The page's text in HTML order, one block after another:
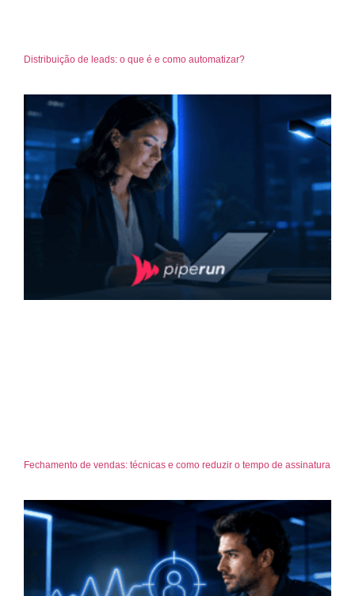
Distribuição de leads: o que é e como automatizar?
Fechamento de vendas: técnicas e como reduzir o tempo de assinatura